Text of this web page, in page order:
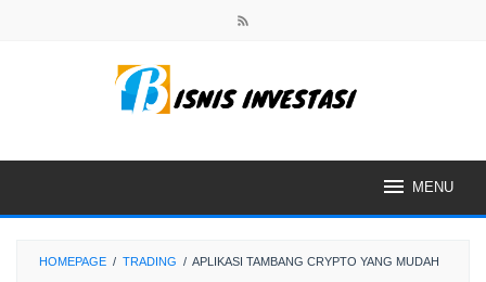
MENU
HOMEPAGE / TRADING / APLIKASI TAMBANG CRYPTO YANG MUDAH